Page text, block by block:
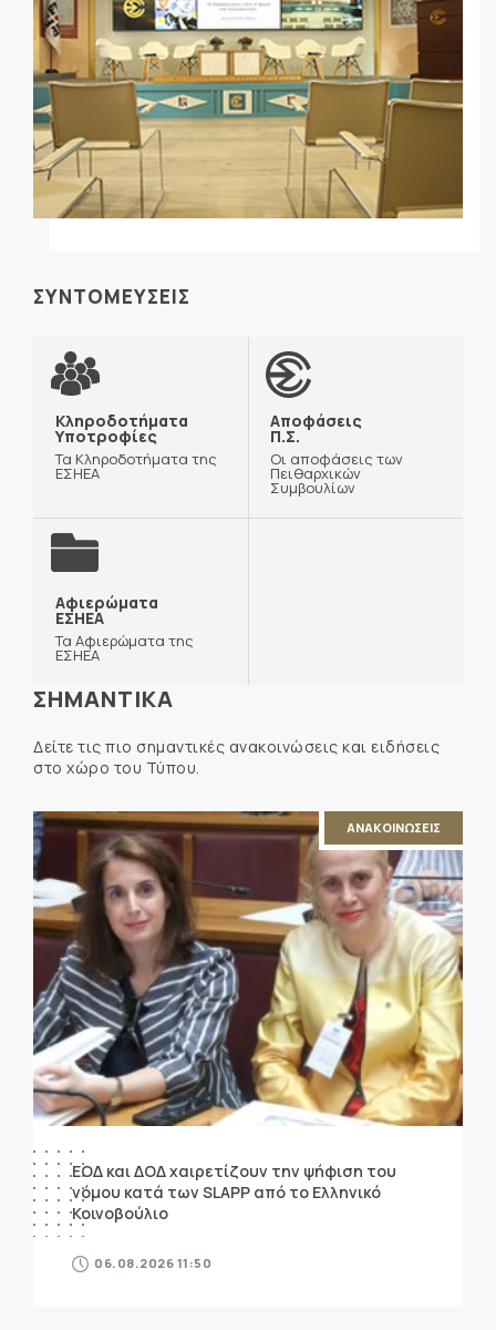
ΣΥΝΤΟΜΕΥΣΕΙΣ
Κληροδοτήματα
Υποτροφίες
Τα Κληροδοτήματα της
ΕΣΗΕΑ
Αποφάσεις
Π.Σ.
Οι αποφάσεις των
Πειθαρχικών
Συμβουλίων
Αφιερώματα
ΕΣΗΕΑ
Τα Αφιερώματα της
ΕΣΗΕΑ
ΣΗΜΑΝΤΙΚΑ
Δείτε τις πιο σημαντικές ανακοινώσεις και ειδήσεις
στο χώρο του Τύπου.
ΑΝΑΚΟΙΝΩΣΕΙΣ
ΕΟΔ και ΔΟΔ χαιρετίζουν την ψήφιση του
νόμου κατά των SLAPP από το Ελληνικό
Κοινοβούλιο
06.08.2026 11:50